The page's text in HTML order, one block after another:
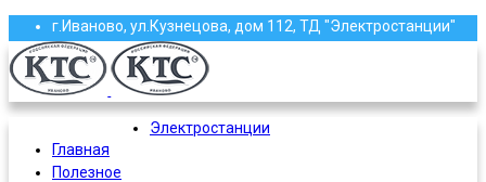
г.Иваново, ул.Кузнецова, дом 112, ТД "Электростанции"
(4932) 58-13-87, 58-97-97, 58-97-96, 37-61-16
roscoma@mail.ru
Главная
Полезное
Электростанции